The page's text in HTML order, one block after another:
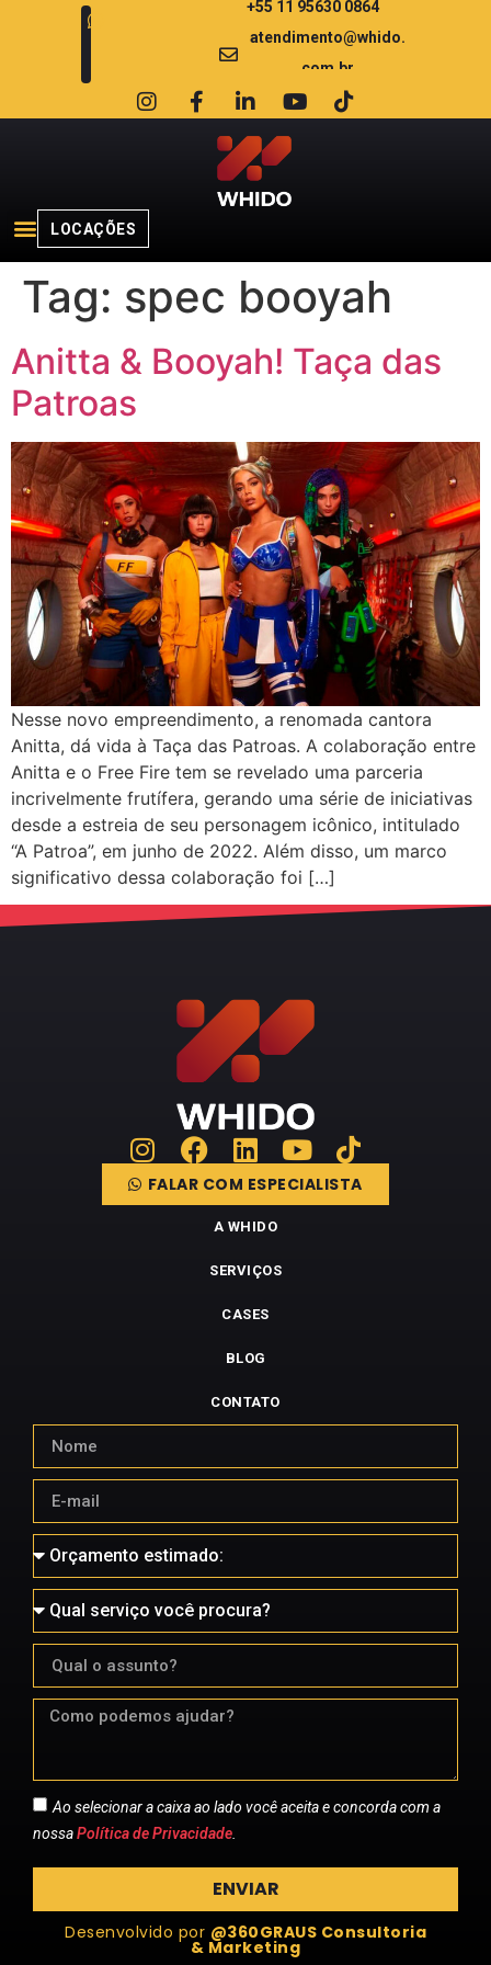
+55 11 95630 0864
atendimento@whido.
com.br
LOCAÇÕES
Tag: spec booyah
Anitta & Booyah! Taça das
Patroas
Nesse novo empreendimento, a renomada cantora
Anitta, dá vida à Taça das Patroas. A colaboração entre
Anitta e o Free Fire tem se revelado uma parceria
incrivelmente frutífera, gerando uma série de iniciativas
desde a estreia de seu personagem icônico, intitulado
“A Patroa”, em junho de 2022. Além disso, um marco
significativo dessa colaboração foi […]
FALAR COM ESPECIALISTA
A WHIDO
SERVIÇOS
CASES
BLOG
CONTATO
Ao selecionar a caixa ao lado você aceita e concorda com a
nossaPolítica de Privacidade
ENVIAR
Desenvolvido por @360GRAUS Consultoria
& Marketing